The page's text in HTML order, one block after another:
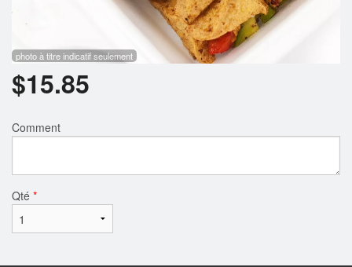
photo à titre indicatif seulement
$15.85
Comment
Qté *